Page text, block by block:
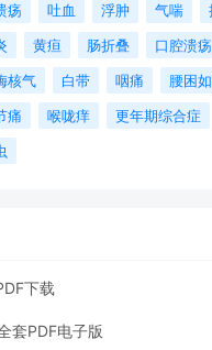
疡 吐血 浮肿 气喘
黄疸 肠折叠 口腔溃疡
核气 白带 咽痛 腰困
痛 喉咙痒 更年期综合症
下载
套PDF电子版